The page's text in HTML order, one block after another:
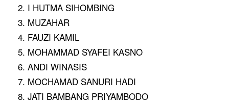
2. I HUTMA SIHOMBING
3. MUZAHAR
4. FAUZI KAMIL
5. MOHAMMAD SYAFEI KASNO
6. ANDI WINASIS
7. MOCHAMAD SANURI HADI
8. JATI BAMBANG PRIYAMBODO